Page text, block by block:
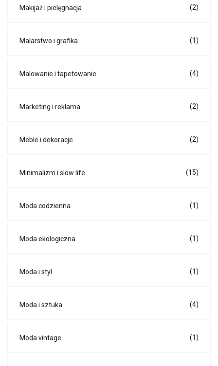
Makijaż i pielęgnacja (2)
Malarstwo i grafika (1)
Malowanie i tapetowanie (4)
Marketing i reklama (2)
Meble i dekoracje (2)
Minimalizm i slow life (15)
Moda codzienna (1)
Moda ekologiczna (1)
Moda i styl (1)
Moda i sztuka (4)
Moda vintage (1)